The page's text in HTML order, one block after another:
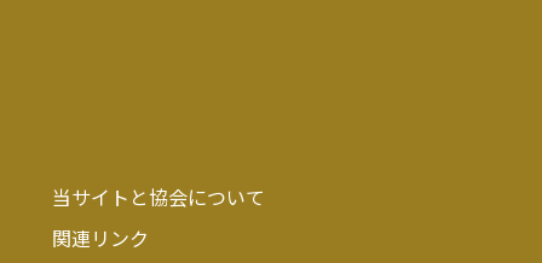
当サイトと協会について
関連リンク